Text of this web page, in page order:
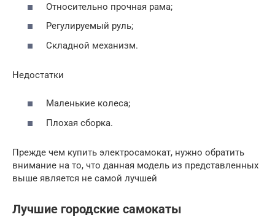
Относительно прочная рама;
Регулируемый руль;
Складной механизм.
Недостатки
Маленькие колеса;
Плохая сборка.
Прежде чем купить электросамокат, нужно обратить
внимание на то, что данная модель из представленных
выше является не самой лучшей
Лучшие городские самокаты